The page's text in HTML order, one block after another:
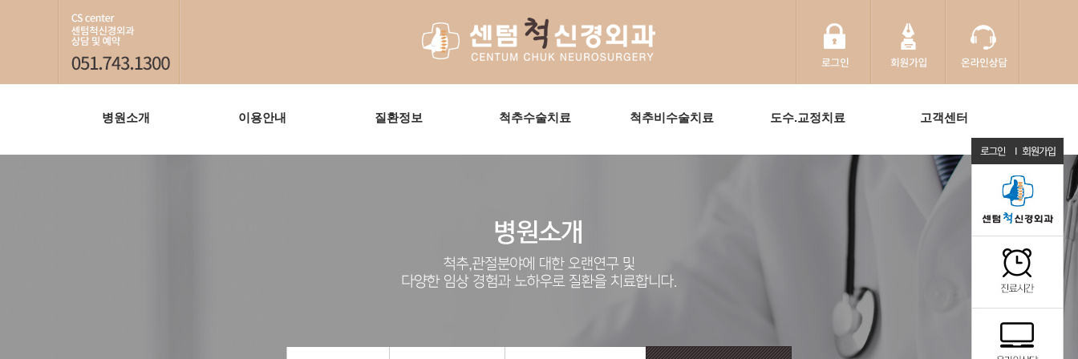
병원소개 이용안내 질환정보 척추수술치료 척추비수술치료 도수.교정치료 고객센터